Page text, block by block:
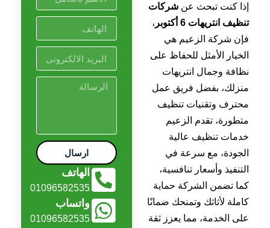
إذا كنت تبحث عن شركات
تنظيف انتريهات 6 أكتوبر
،
فإن شركة الزعيم هي
الخيار الأمثل للحفاظ على
نظافة وجمال انتريهات
منزلك، بفضل فريق عمل
محترف وتقنيات تنظيف
متطورة، تقدم الزعيم
خدمات تنظيف عالية
الجودة، مع سرعة في
التنفيذ وأسعار تنافسية،
كما تضمن الشركة حماية
كاملة لأثاثك وتمنحك ضمانًا
على الخدمة، مما يعزز ثقة
ارسال
الهاتف
01096582535
واتساب
01096582535